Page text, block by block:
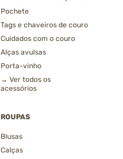
Pochete
Tags e chaveiros de couro
Cuidados com o couro
Alças avulsas
Porta-vinho
→ Ver todos os
acessórios
ROUPAS
Blusas
Calças